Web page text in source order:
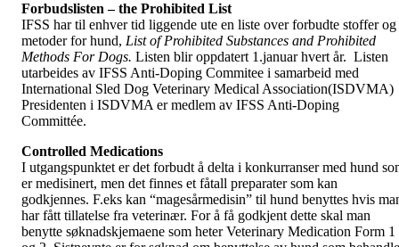
Forbudslisten – the Prohibited List
IFSS har til enhver tid liggende ute en liste over forbudte stoffer og
metoder for hund, List of Prohibited Substances and Prohibited
Methods For Dogs. Listen blir oppdatert 1.januar hvert år. Listen
utarbeides av IFSS Anti-Doping Commitee i samarbeid med
International Sled Dog Veterinary Medical Association(ISDVMA)
Presidenten i ISDVMA er medlem av IFSS Anti-Doping
Committée.
Controlled Medications
I utgangspunktet er det forbudt å delta i konkurranser med hund
er medisinert, men det finnes et fåtall preparater som kan
godkjennes. F.eks kan “magesårmedisin” til hund benyttes hvis
har fått tillatelse fra veterinær. For å få godkjent dette skal man
benytte søknadskjemaene som heter Veterinary Medication Form 1